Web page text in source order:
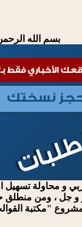
بسم الله
و محاولة
، ومن منطلق
"مكتبة